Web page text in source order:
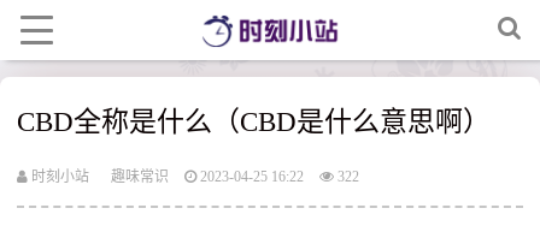
CBD全称是什么（CBD是什么意思啊）
时刻小站 趣味常识 2023-04-25 16:22 322